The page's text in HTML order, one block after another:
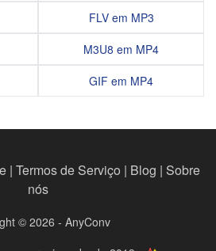
FLV em MP3
M3U8 em MP4
GIF em MP4
| Termos de Serviço | Blog | Sobre
nós
© 2026 - AnyConv